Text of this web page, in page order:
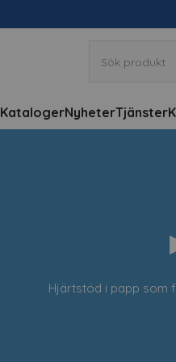
KatalogerNyheterTjänster
Hjärtstöd i papp som